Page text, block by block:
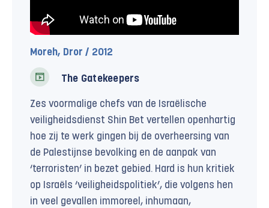
Moreh, Dror / 2012
The Gatekeepers
Zes voormalige chefs van de Israëlische
veiligheidsdienst Shin Bet vertellen openhartig
hoe zij te werk gingen bij de overheersing van
de Palestijnse bevolking en de aanpak van
‘terroristen’ in bezet gebied. Hard is hun kritiek
op Israëls ‘veiligheidspolitiek’, die volgens hen
in veel gevallen immoreel, inhumaan,